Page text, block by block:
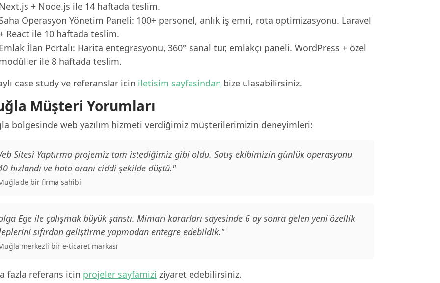
Next.js + Node.js ile 14 haftada teslim.
Saha Operasyon Yönetim Paneli: 100+ personel, anlık iş emri, rota optimizasyonu. Laravel
+ React ile 10 haftada teslim.
Emlak İlan Portalı: Harita entegrasyonu, 360° sanal tur, emlakçı paneli. WordPress + özel
modüller ile 8 haftada teslim.
case study ve referanslar icin iletisim sayfasindan bize ulasabilirsiniz.
Müşteri Yorumları
bölgesinde web yazılım hizmeti verdiğimiz müşterilerimizin deneyimleri:
Sitesi Yaptırma projemiz tam istediğimiz gibi oldu. Satış ekibimizin günlük operasyonu
hızlandı ve hata oranı ciddi şekilde düştü."
bir firma sahibi
Ege ile çalışmak büyük şanstı. Mimari kararları sayesinde 6 ay sonra gelen yeni özellik
sıfırdan geliştirme yapmadan entegre edebildik."
merkezli bir e-ticaret markası
fazla referans icin projeler sayfamizi ziyaret edebilirsiniz.